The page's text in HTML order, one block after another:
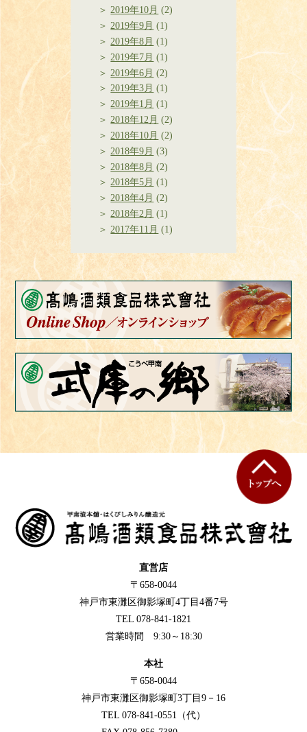
2019年10月 (2)
2019年9月 (1)
2019年8月 (1)
2019年7月 (1)
2019年6月 (2)
2019年3月 (1)
2019年1月 (1)
2018年12月 (2)
2018年10月 (2)
2018年9月 (3)
2018年8月 (2)
2018年5月 (1)
2018年4月 (2)
2018年2月 (1)
2017年11月 (1)
直営店
〒658-0044
神戸市東灘区御影塚町4丁目4番7号
TEL 078-841-1821
営業時間 9:30～18:30
本社
〒658-0044
神戸市東灘区御影塚町3丁目9－16
TEL 078-841-0551（代）